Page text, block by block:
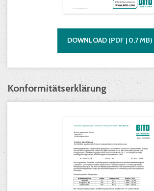
DOWNLOAD (PDF | 0,7MB)
Konformitätserklärung